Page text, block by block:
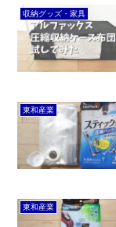
収納グッズ・家具
東和産業
東和産業